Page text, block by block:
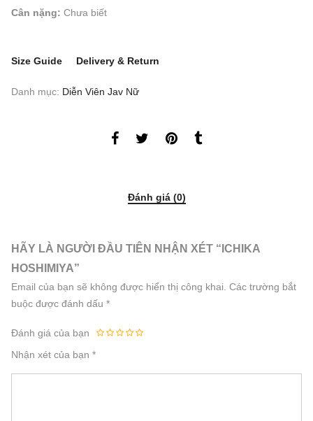
Cân nặng: Chưa biết
Size Guide Delivery & Return
Danh mục: Diễn Viên Jav Nữ
Đánh giá (0)
HÃY LÀ NGƯỜI ĐẦU TIÊN NHẬN XÉT “ICHIKA
HOSHIMIYA”
Email của bạn sẽ không được hiển thị công khai. Các trường bắt
buộc được đánh dấu *
Đánh giá của bạn
Nhận xét của bạn *